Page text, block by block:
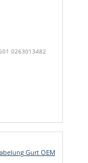
0263013482